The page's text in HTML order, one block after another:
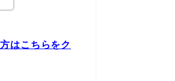
はこちらをク